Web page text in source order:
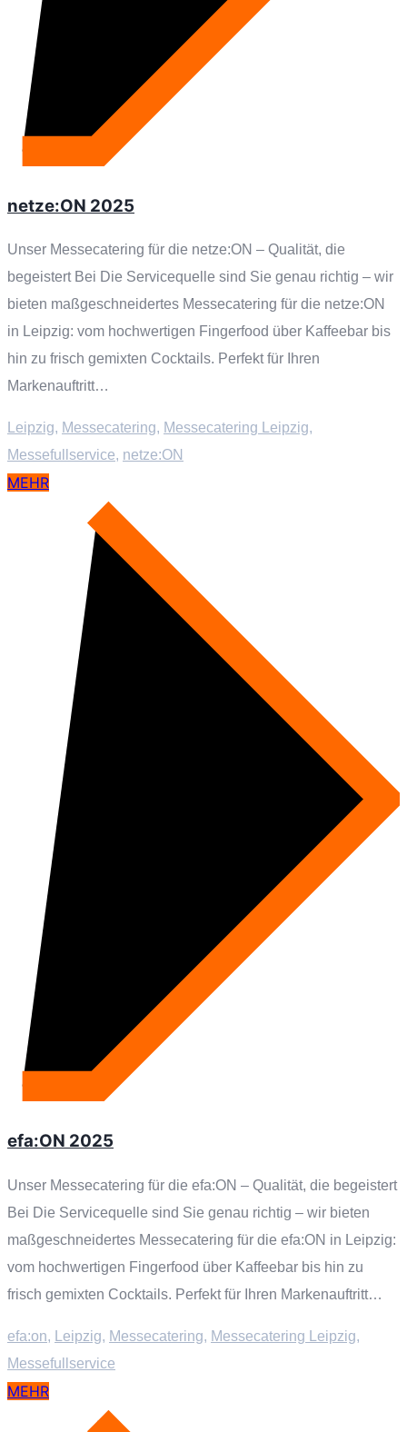
netze:ON 2025
Unser Messecatering für die netze:ON – Qualität, die
begeistert Bei Die Servicequelle sind Sie genau richtig – wir
bieten maßgeschneidertes Messecatering für die netze:ON
in Leipzig: vom hochwertigen Fingerfood über Kaffeebar bis
hin zu frisch gemixten Cocktails. Perfekt für Ihren
Markenauftritt…
Leipzig, Messecatering, Messecatering Leipzig,
Messefullservice, netze:ON
MEHR
efa:ON 2025
Unser Messecatering für die efa:ON – Qualität, die begeistert
Bei Die Servicequelle sind Sie genau richtig – wir bieten
maßgeschneidertes Messecatering für die efa:ON in Leipzig:
vom hochwertigen Fingerfood über Kaffeebar bis hin zu
frisch gemixten Cocktails. Perfekt für Ihren Markenauftritt…
efa:on, Leipzig, Messecatering, Messecatering Leipzig,
Messefullservice
MEHR